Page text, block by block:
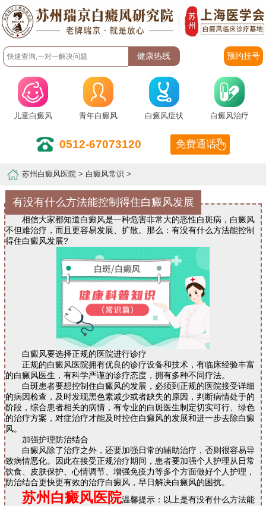
预约挂号
儿童白癜风 青年白癜风 白癜风症状 白癜风治疗
0512-67073120 免费通话
苏州白癜风医院 > 白癜风常识 >
有没有什么方法能控制得住白癜风发展
相信大家都知道白癜风是一种危害非常大的恶性白斑病，白癜风
不但难治疗，而且更容易发展、扩散。那么：有没有什么方法能控制
得住白癜风发展?
白癜风要选择正规的医院进行诊疗
正规的白癜风医院拥有优良的诊疗设备和技术，有临床经验丰富
的白癜风医生，有科学严谨的诊疗态度，拥有多种不同疗法。
白斑患者要想控制住白癜风的发展，必须到正规的医院接受详细
的病因检查，及时发现黑色素减少或者缺失的原因，判断病情处于的
阶段，综合患者相关的病情，有专业的白斑医生制定切实可行、绿色
的治疗方案，对症治疗才能及时控住白癜风的发展和进一步去除白癜
风。
加强护理防治结合
白癜风除了治疗之外，还要加强日常的辅助治疗，否则很容易导
致病情恶化。因此在接受正规治疗期间，患者要加强个人护理从日常
饮食、皮肤保护、心情调节、增强免疫力等多个方面做好个人护理，
防治结合更快更有效的治疗白癜风，早日解决白癜风的困扰。
苏州白癜风医院温馨提示：以上是有没有什么方法能